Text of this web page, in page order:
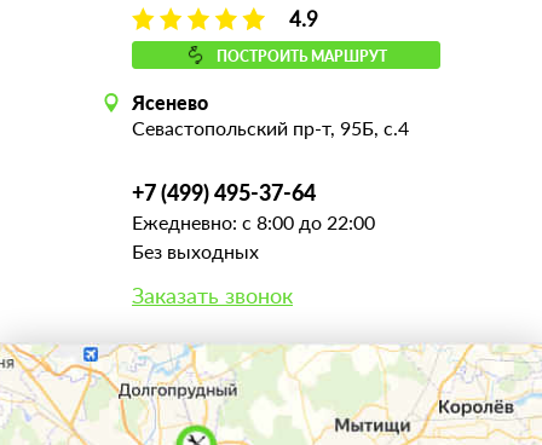
4.9
ПОСТРОИТЬ МАРШРУТ
Ясенево
Севастопольский пр-т, 95Б, с.4
+7 (499) 495-37-64
Ежедневно: с 8:00 до 22:00
Без выходных
Заказать звонок